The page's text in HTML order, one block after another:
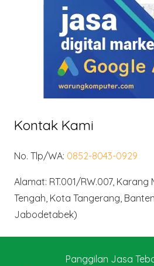
Kontak Kami
No. Tlp/WA: 0852-8043-0929
Alamat: RT.001/RW.007, Karang
Tengah, Kota Tangerang,
Jabodetabek)
Panggilan Jasa